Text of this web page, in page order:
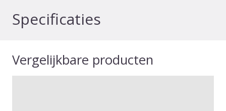
Specificaties
Vergelijkbare producten